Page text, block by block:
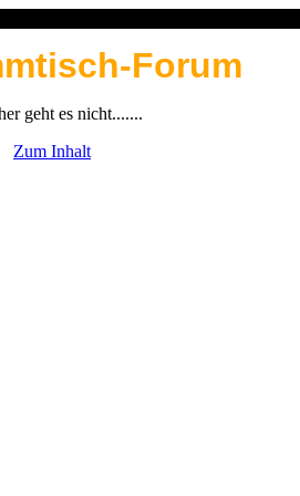
Forum
geht es nicht.......
Zum Inhalt